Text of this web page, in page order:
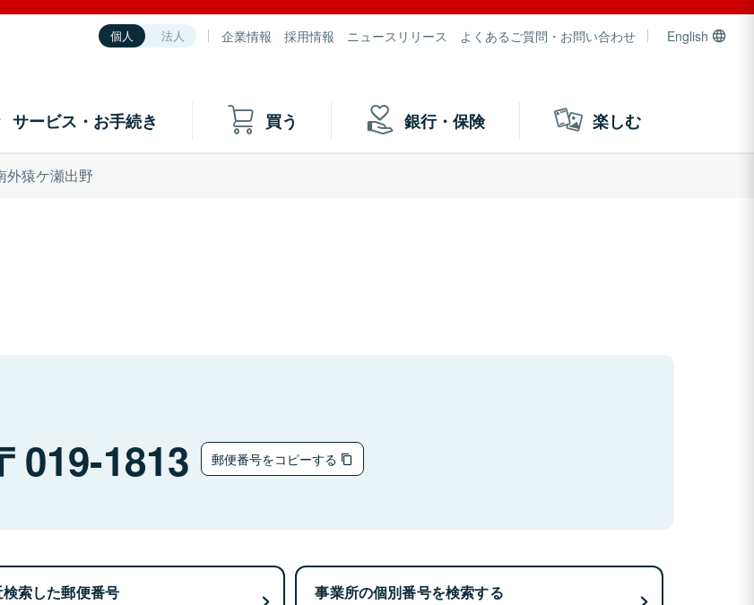
個人 法人 企業情報 採用情報 ニュースリリース よくあるご質問・お問い合わせ English
サービス・お手続き 買う 銀行・保険 楽しむ
外猿ケ瀬出野
019-1813 郵便番号をコピーする
索した郵便番号 事業所の個別番号を検索する